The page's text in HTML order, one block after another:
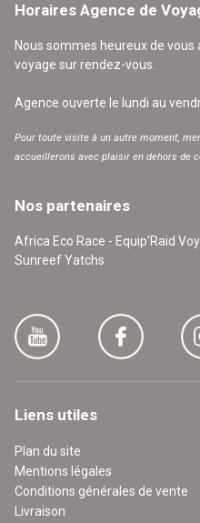
Horaires Agence de
Nous sommes heureux de
voyage sur rendez-vous.
Agence ouverte le lundi au
Pour toute visite à un autre moment,
accueillerons avec plaisir en dehors de
Nos partenaires
Africa Eco Race - Equip'Raid
Sunreef Yatchs
Liens utiles
Plan du site
Mentions légales
Conditions générales de vente
Livraison